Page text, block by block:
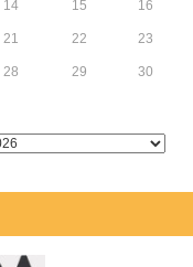
14 15 16
21 22 23
28 29 30